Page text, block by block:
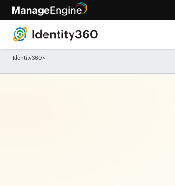
Identity360 »